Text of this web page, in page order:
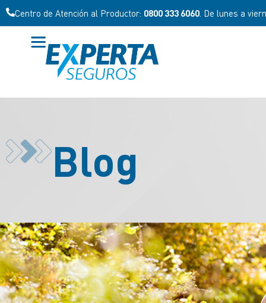
Centro de Atención al Productor: 0800 333 6060 . De lunes a
Blog